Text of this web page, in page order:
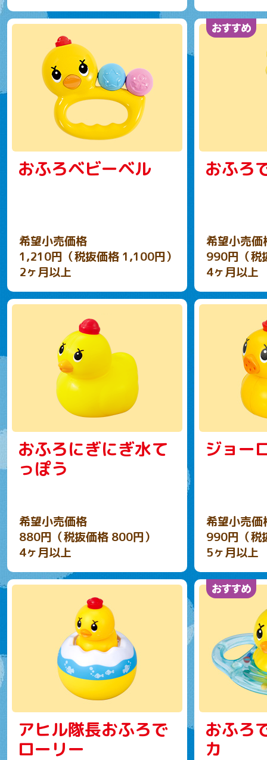
おふろベビーベル
希望小売価格
1,210円（税抜価格 1,100円）
2ヶ月以上
おふろ
希望小売価
990円（税
4ヶ月以上
おふろにぎにぎ水て
っぽう
希望小売価格
880円（税抜価格 800円）
4ヶ月以上
ジョー
希望小売価
990円（税
5ヶ月以上
アヒル隊長おふろで
ローリー
おふろ
カ